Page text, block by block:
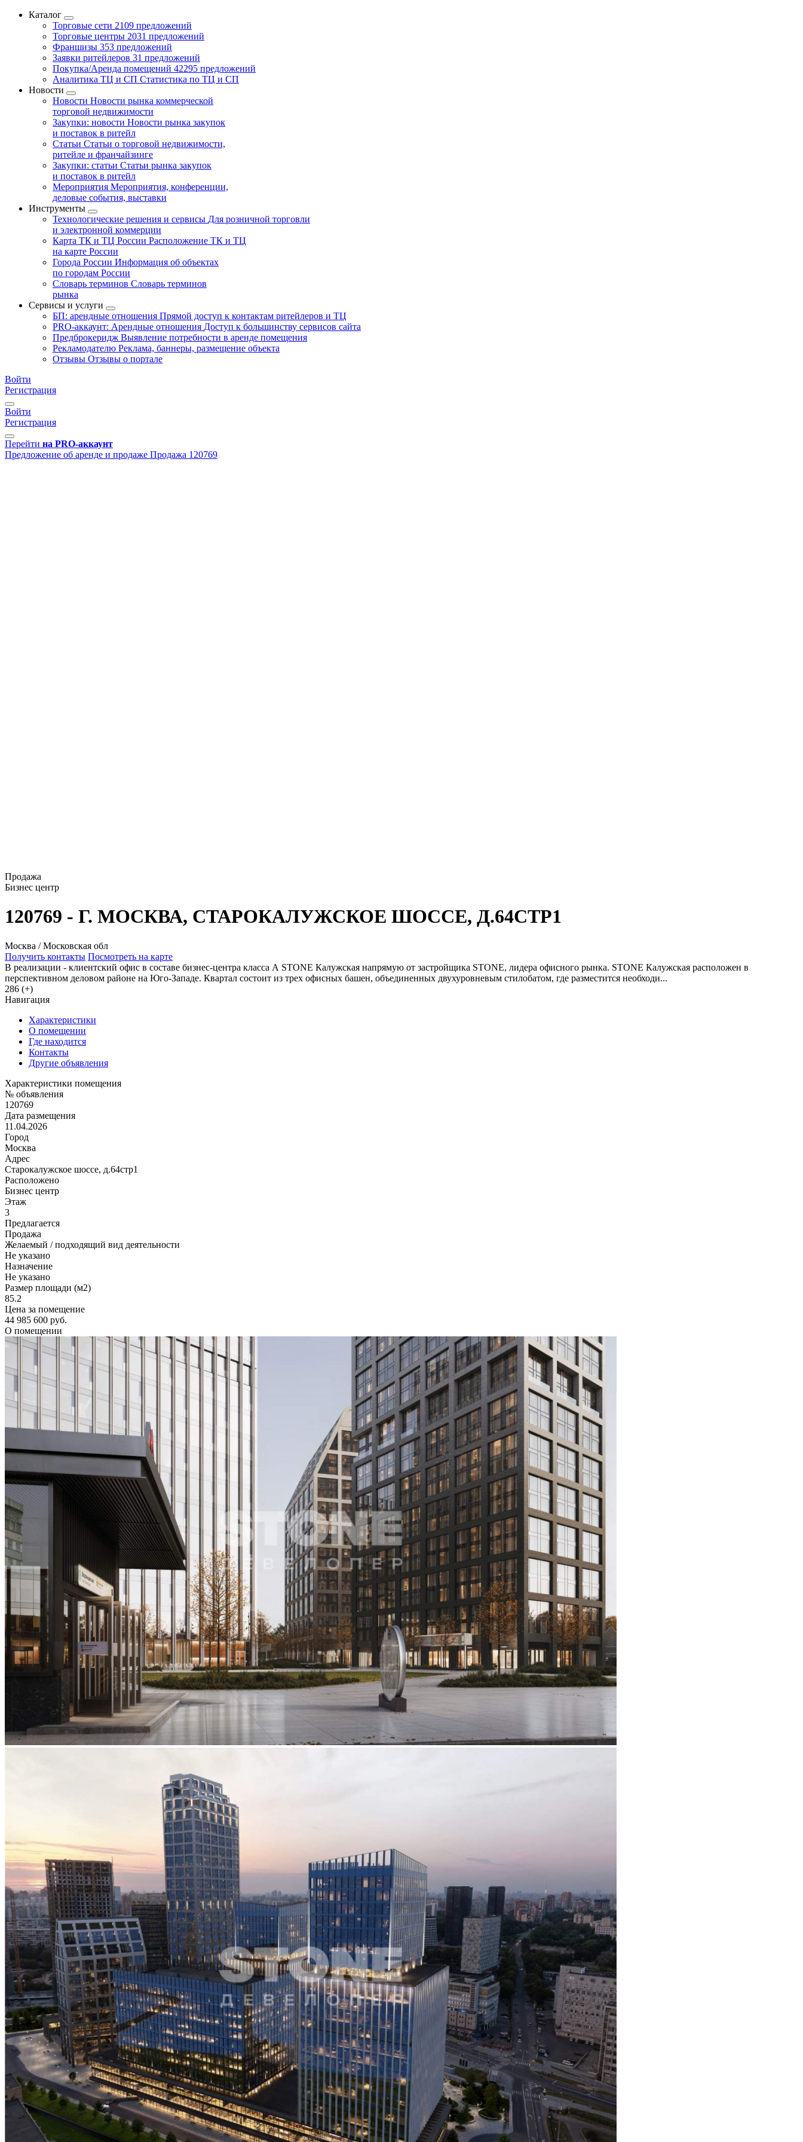
Каталог
Торговые сети 2109 предложений
Торговые центры 2031 предложений
Франшизы 353 предложений
Заявки ритейлеров 31 предложений
Покупка/Аренда помещений 42295 предложений
Аналитика ТЦ и СП Статистика по ТЦ и СП
Новости
Новости Новости рынка коммерческой
торговой недвижимости
Закупки: новости Новости рынка закупок
и поставок в ритейл
Статьи Статьи о торговой недвижимости,
ритейле и франчайзинге
Закупки: статьи Статьи рынка закупок
и поставок в ритейл
Мероприятия Мероприятия, конференции,
деловые события, выставки
Инструменты
Технологические решения и сервисы Для розничной торговли
и электронной коммерции
Карта ТК и ТЦ России Расположение ТК и ТЦ
на карте России
Города России Информация об объектах
по городам России
Словарь терминов Словарь терминов
рынка
Сервисы и услуги
БП: арендные отношения Прямой доступ к контактам ритейлеров и ТЦ
PRO-аккаунт: Арендные отношения Доступ к большинству сервисов сайта
Предброкеридж Выявление потребности в аренде помещения
Рекламодателю Реклама, баннеры, размещение объекта
Отзывы Отзывы о портале
Войти
Регистрация
Войти
Регистрация
Перейти на PRO-аккаунт
Предложение об аренде и продаже Продажа 120769
Продажа
Бизнес центр
120769 - Г. МОСКВА, СТАРОКАЛУЖСКОЕ ШОССЕ, Д.64СТР1
Москва / Московская обл
Получить контакты Посмотреть на карте
В реализации - клиентский офис в составе бизнес-центра класса А STONE Калужская напрямую от застройщика STONE, лидера офисного рынка. STONE Калужская расположен в
перспективном деловом районе на Юго-Западе. Квартал состоит из трех офисных башен, объединенных двухуровневым стилобатом, где разместится необходи...
286 (+)
Навигация
Характеристики
О помещении
Где находится
Контакты
Другие объявления
Характеристики помещения
№ объявления
120769
Дата размещения
11.04.2026
Город
Москва
Адрес
Старокалужское шоссе, д.64стр1
Расположено
Бизнес центр
Этаж
3
Предлагается
Продажа
Желаемый / подходящий вид деятельности
Не указано
Назначение
Не указано
Размер площади (м2)
85.2
Цена за помещение
44 985 600 руб.
О помещении